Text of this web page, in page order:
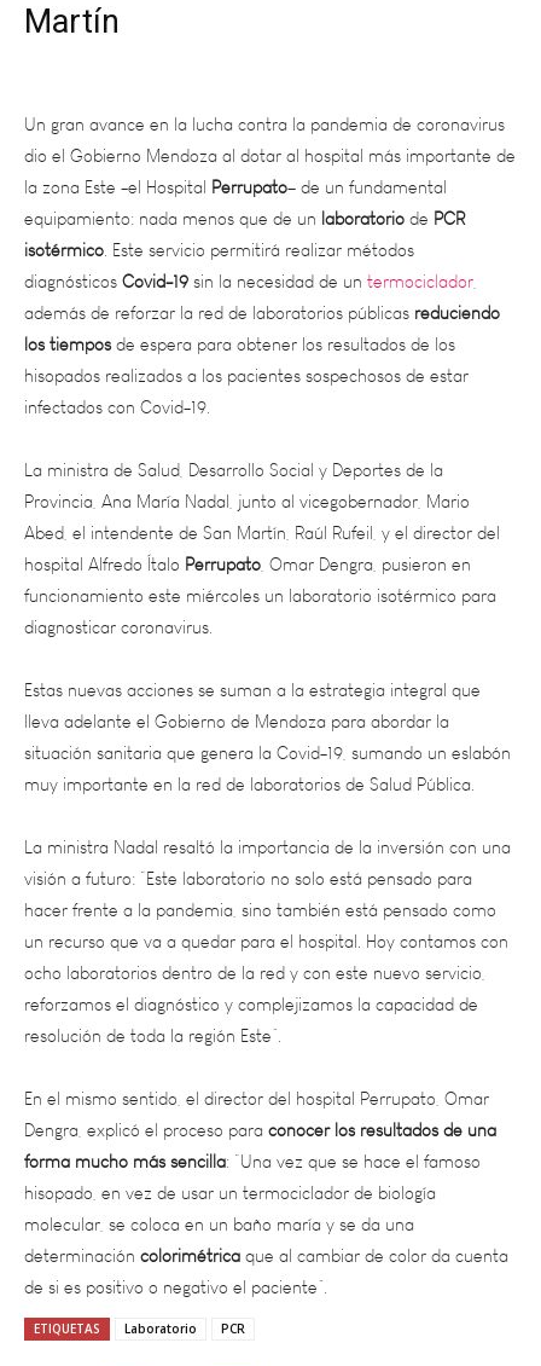
Martín
dio el Gobierno Mendoza al dotar al hospital más importante de
la zona Este -el HospitalPerrupato– de un fundamental
equipamiento: nada menos que de unlaboratoriodePCR
isotérmico. Este servicio permitirá realizar métodos
diagnósticosCovid-19sin la necesidad de untermociclador
además de reforzar la red de laboratorios públicasreduciendo
los tiemposde espera para obtener los resultados de los
hisopados realizados a los pacientes sospechosos de estar
infectados con Covid-19.
La ministra de Salud, Desarrollo Social y Deportes de la
Provincia, Ana María Nadal, junto al vicegobernador, Mario
Abed, el intendente de San Martín, Raúl Rufeil, y el director del
hospital Alfredo ÍtaloPerrupato, Omar Dengra, pusieron en
funcionamiento este miércoles un laboratorio isotérmico para
diagnosticar coronavirus.
Estas nuevas acciones se suman a la estrategia integral que
lleva adelante el Gobierno de Mendoza para abordar la
situación sanitaria que genera la Covid-19, sumando un eslabón
muy importante en la red de laboratorios de Salud Pública.
La ministra Nadal resaltó la importancia de la inversión con una
visión a futuro: “Este laboratorio no solo está pensado para
hacer frente a la pandemia, sino también está pensado como
un recurso que va a quedar para el hospital. Hoy contamos con
ocho laboratorios dentro de la red y con este nuevo servicio,
reforzamos el diagnóstico y complejizamos la capacidad de
resolución de toda la región Este”.
En el mismo sentido, el director del hospital Perrupato, Omar
Dengra, explicó el proceso paraconocer los resultados de una
forma mucho más sencilla: “Una vez que se hace el famoso
hisopado, en vez de usar un termociclador de biología
molecular, se coloca en un baño maría y se da una
determinacióncolorimétricaque al cambiar de color da cuenta
de si es positivo o negativo el paciente”.
ETIQUETAS Laboratorio PCR